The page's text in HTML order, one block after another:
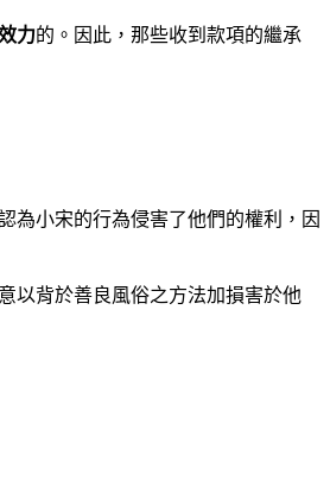
力的。因此，那些收到款項的繼承
為小宋的行為侵害了他們的權利，因
以背於善良風俗之方法加損害於他